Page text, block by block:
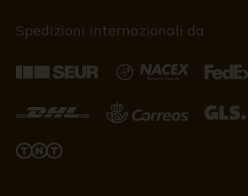
Spedizioni internazionali da